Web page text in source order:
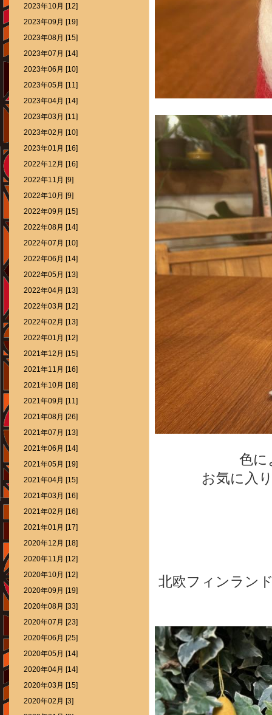
色に
お気に入
北欧フィンラン
2023年10月 [12]
2023年09月 [19]
2023年08月 [15]
2023年07月 [14]
2023年06月 [10]
2023年05月 [11]
2023年04月 [14]
2023年03月 [11]
2023年02月 [10]
2023年01月 [16]
2022年12月 [16]
2022年11月 [9]
2022年10月 [9]
2022年09月 [15]
2022年08月 [14]
2022年07月 [10]
2022年06月 [14]
2022年05月 [13]
2022年04月 [13]
2022年03月 [12]
2022年02月 [13]
2022年01月 [12]
2021年12月 [15]
2021年11月 [16]
2021年10月 [18]
2021年09月 [11]
2021年08月 [26]
2021年07月 [13]
2021年06月 [14]
2021年05月 [19]
2021年04月 [15]
2021年03月 [16]
2021年02月 [16]
2021年01月 [17]
2020年12月 [18]
2020年11月 [12]
2020年10月 [12]
2020年09月 [19]
2020年08月 [33]
2020年07月 [23]
2020年06月 [25]
2020年05月 [14]
2020年04月 [14]
2020年03月 [15]
2020年02月 [3]